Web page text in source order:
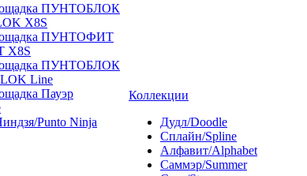
ПУНТОБЛОК
X8S
ПУНТОФИТ
X8S
ПУНТОБЛОК
Line
Пауэр
Punto Ninja
Коллекции
Дудл/Doodle
Сплайн/Spline
Алфавит/Alphabet
Саммэр/Summer